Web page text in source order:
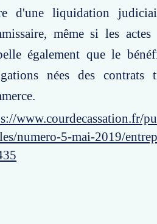
d'une liquidation
même si les
également que le
nées des contrats
www.courdecassation.fr/
numero-5-mai-2019/